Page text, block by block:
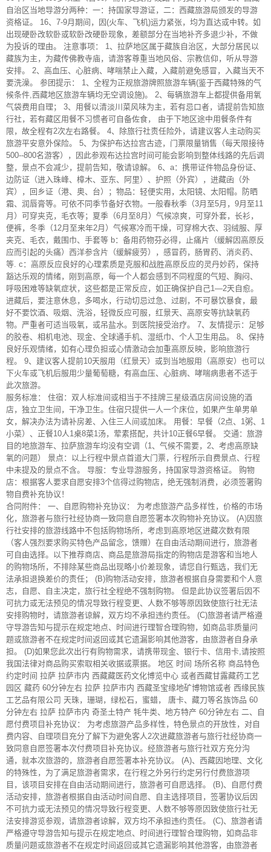
自治区当地导游分两种：一：持国家导游证，二：西藏旅游局颁发的导游
资格证。 16、7-9月期间，因(火车、飞机)运力紧张，均为直达或中转。如
出现硬卧改软卧或软卧改硬卧现象，差额部分在当地补齐多退少补，不做
为投诉的理由。 注意事项： 1、拉萨地区属于藏族自治区，大部分居民以
藏族为主，为藏传佛教寺庙，请游客尊重当地风俗、宗教信仰，听从导游
安排。 2、高血压、心脏病、哮喘禁止入藏，入藏前避免感冒，入藏当天不
要洗澡。 参团提示： 1、全程为正规旅游牌照旅游车辆(鉴于西藏特殊的气
候条件,西藏地区旅游车辆均无空调设施)。 2、每辆旅游车上都提供备用氧
气袋费用自理； 3、用餐以清淡川菜风味为主，若有忌口者，请提前告知旅
行社，若有藏区用餐不习惯者可自备佐食， 由于下地区途中用餐条件有
限，故全程有2次左右路餐。 4、除旅行社责任险外，请建议客人主动购买
旅游平安意外保险。 5、为保护布达拉宫古迹，门票限量销售（每天限接待
500--800名游客），因此参观布达拉宫时间可能会影响到整体线路的先后调
整，景点不会减少，提前告知，敬请谅解。 6、a：携带证件物品身份证、
边防证（进入珠峰、樟木、亚东、阿里）、护照（外宾），进藏函（外
宾），回乡证（港、奥、台）；物品：轻便实用，太阳镜、太阳帽。防晒
霜、润唇膏等。可依不同季节备好衣物。一般春秋季（3月至5月，9月至11
月）可穿夹克，毛衣等；夏季（6月至8月）气候凉爽，可穿外套，长衫，
便裤，冬季（12月至来年2月）气候寒冷而干燥，可穿棉大衣、羽绒服、厚
夹克、毛衣，戴围巾、手套等 b：备用药物芬必得，止痛片（缓解因高原反
应而引起的头痛）西洋参含片（缓解疲劳），感冒药，肠胃药、消炎药、
等. c：高原反应良好的心理素质是克服和战胜高原反应的灵丹妙药，保持
豁达乐观的情绪，刚到高原，每一个人都会感到不同程度的气短、胸闷、
呼吸困难等缺氧症状，这些都是正常反应，如正确保护自己1—2天自愈。
进藏后，要注意休息，多喝水，行动切忌过急、过剧，不可暴饮暴食，最
好不要饮酒、吸烟、洗浴，轻微反应可服，红景天、高原安等抗缺氧药
物。严重者可适当吸氧，或吊盐水。到医院接受治疗。 7、友情提示：足够
的胶卷、相机电池、现金、全球通手机、湿纸巾、个人卫生用品。 8、保持
良好乐观情绪，如有心理负担或心情激动会加重高原反映，影响旅游行
程。 9、建议客人提前10天服用（红景天）或到当地服用（高原安）也可以
下火车或飞机后服用少量葡萄糖，有高血压、心脏病、哮喘病患者不适于
此次旅游。
服务标准： 住宿：双人标准间或相当于不挂牌三星级酒店房间设施的酒
店，独立卫生间，干净卫生。住宿只提供一人一个床位，如果产生单男单
女，解决办法为请补房差、入住三人间或加床。 用餐：早餐（2点、1粥、1
小菜）、正餐10人1桌8菜1汤，荤素搭配，共计10正餐6早餐。 交通：旅游
目的地旅游车、拉萨旅游车均没有空调（1、气候不需要，2、考虑高原缺
氧的问题） 景点：以上行程中景点首道大门票，行程所示自费景点、行程
中未提及的景点不含。 导服：专业导游服务，持国家导游资格证。 购物
店：根据客人要求自愿安排3个信得过购物店，绝无强制消费，必须签署购
物自费补充协议！
合同附件： 一、自愿购物补充协议： 为考虑旅游产品多样性，价格的市场
化，旅游者与旅行社经协商一致同意自愿签署本次购物补充协议。 (A)因旅
行社安排的旅游线路中不包括购物场所，考虑到高原地区进藏次数有限
（客人强烈要求购买特色产品留念，馈赠）在自由活动期间进行，旅游者
可自由选择。以下推荐商店、商品是旅游局指定的购物店是游客和当地人
的购物场所，不排除某些商品出现略小价差现象，请您自行甄选，我们无
法承担退换差价的责任； (B)购物活动安排，旅游者根据自身需要和个人意
志，自愿、自主决定，旅行社全程绝不强制购物。 但是此协议签署后因不
可抗力或无法预见的情况导致行程变更、人数不够等原因致使旅行社无法
安排购物时，请旅游者谅解，双方均不承担违约责任。 (C)旅游者请严格遵
守导游告知与提示在规定地点、时间进行理智合理购物，如商品非质量问
题或旅游者不在规定时间返回或其它遗漏影响其他游客，由旅游者自身承
担。 (D)如果您此次出行有购物需求，请携带现金、银行卡、信用卡,请按照
我国法律对商品购买索取相关收据或票据。 地区 时间 场所名称 商品特色
约定时间 拉萨 拉萨市内 西藏藏医药文化博览中心 或者西藏甘露藏药工艺
园区 藏药 60分钟左右 拉萨 拉萨市内 西藏圣宝缘地矿博物馆或者 西缘民族
工艺品有限公司 天珠，珊瑚，绿松石，蜜蜡， 唐卡、藏刀等名族饰品 60
分钟左右 拉萨 拉萨市内 奇圣土特产 牦牛类、地方特产 60分钟左右 二、自
愿付费项目补充协议： 为考虑旅游产品多样性，特色景点的开放性，对自
费内容、自理项目充分了解下为避免客人2次进藏旅游者与旅行社经协商一
致同意自愿签署本次付费项目补充协议。经旅游者与旅行社双方充分沟
通，就本次旅游的，旅游者自愿签署本补充协议。 (A)、西藏因地理、文化
的特殊性，为了满足旅游者需求，在行程之外另行约定另行付费旅游项
目，该项目安排在自由活动期间进行，旅游者可自愿选择。 (B)、自愿付费
活动安排，旅游者根据自由活动时间自愿、自主选择项目，签署协议后因
不可抗力或无法预见的情况导致行程变更、人数不够等原因致使旅行社无
法安排游览参观，请旅游者谅解，双方均不承担违约责任。 (C)、旅游者请
严格遵守导游告知与提示在规定地点、时间进行理智合理购物，如商品非
质量问题或旅游者不在规定时间返回或其它遗漏影响其他游客，由旅游者